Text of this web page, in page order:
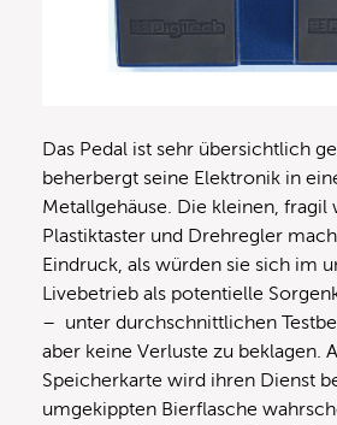
Das Pedal ist sehr übersichtlich
beherbergt seine Elektronik in
Metallgehäuse. Die kleinen, fragil
Plastiktaster und Drehregler
Eindruck, als würden sie sich im
Livebetrieb als potentielle
– unter durchschnittlichen
aber keine Verluste zu beklagen.
Speicherkarte wird ihren Dienst
umgekippten Bierflasche